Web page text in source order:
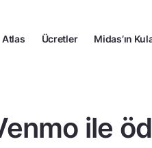
Atlas Ücretler Midas’ın
ile